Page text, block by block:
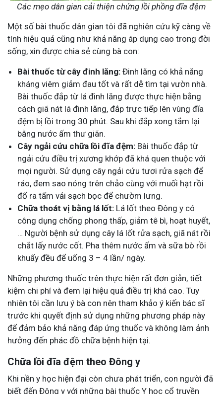
Các mẹo dân gian cải thiện chứng lồi phồng đĩa đệm
Một số bài thuốc dân gian tôi đã nghiên cứu kỹ càng về
tính hiệu quả cũng như khả năng áp dụng cao trong đời
sống, xin được chia sẻ cùng bà con:
Bài thuốc từ cây đinh lăng: Đinh lăng có khả năng
kháng viêm giảm đau tốt và rất dễ tìm tại vườn nhà.
Bài thuốc đắp từ lá đinh lăng được thực hiện bằng
cách giã nát lá đinh lăng, đắp trực tiếp lên vùng đĩa
đệm bị lồi trong 30 phút. Sau khi đắp xong tắm lại
bằng nước ấm thư giãn.
Cây ngải cứu chữa lồi đĩa đệm: Bài thuốc đắp từ
ngải cứu điều trị xương khớp đã khá quen thuộc với
mọi người. Sử dụng cây ngải cứu tươi rửa sạch để
ráo, đem sao nóng trên chảo cùng với muối hạt rồi
đổ ra tấm vải sạch bọc để chườm lưng.
Chữa thoát vị bằng lá lốt: Lá lốt theo Đông y có
công dụng chống phong thấp, giảm tê bì, hoạt huyết,
… Người bệnh sử dụng cây lá lốt rửa sạch, giã nát rồi
chắt lấy nước cốt. Pha thêm nước ấm và sữa bò rồi
khuấy đều để uống 3 – 4 lần/ ngày.
Những phương thuốc trên thực hiện rất đơn giản, tiết
kiệm chi phí và đem lại hiệu quả điều trị khá cao. Tuy
nhiên tôi cần lưu ý bà con nên tham khảo ý kiến bác sĩ
trước khi quyết định sử dụng những phương pháp này
để đảm bảo khả năng đáp ứng thuốc và không làm ảnh
hưởng đến phác đồ chữa bệnh hiện tại.
Chữa lồi đĩa đệm theo Đông y
Khi nền y học hiện đại còn chưa phát triển, con người đã
biết đến Đông y với những bài thuốc Y học cổ truyền